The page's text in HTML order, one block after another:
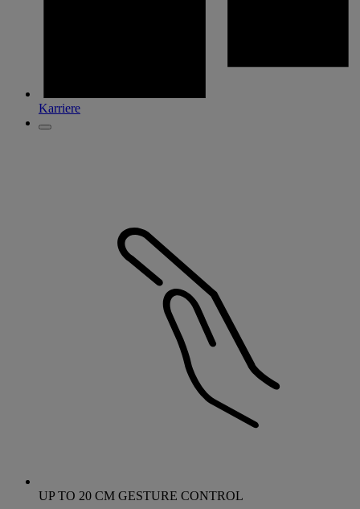
Karriere
UP TO 20 CM GESTURE CONTROL